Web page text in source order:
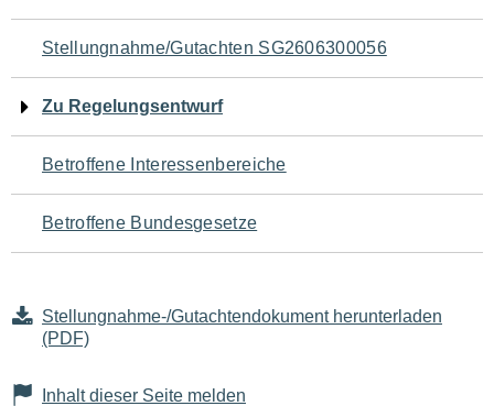
Navigation
für
den
Seiteninhalt
Stellungnahme/Gutachten SG2606300056
Zu Regelungsentwurf
Betroffene Interessenbereiche
Betroffene Bundesgesetze
Stellungnahme-/Gutachtendokument herunterladen
(PDF)
Inhalt dieser Seite melden